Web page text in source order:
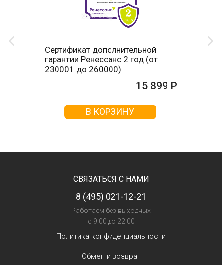
Сертификат дополнительной
гарантии Ренессанс 2 год (от
230001 до 260000)
15 899 Р
В КОРЗИНУ
СВЯЗАТЬСЯ С НАМИ
8 (495) 021-12-21
Работаем без выходных
с 9:00 до 22:00
Политика конфиденциальности
Обмен и возврат